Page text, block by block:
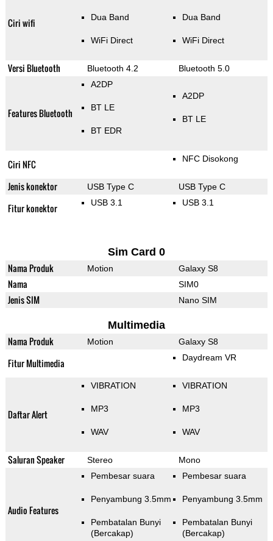
Ciri wifi Dua Band
WiFi Direct
Dua Band
WiFi Direct
Versi Bluetooth Bluetooth 4.2 Bluetooth 5.0
Features Bluetooth
A2DP
BT LE
BT EDR
A2DP
BT LE
Ciri NFC NFC Disokong
Jenis konektor USB Type C USB Type C
Fitur konektor USB 3.1 USB 3.1
Sim Card 0
Nama Produk Motion Galaxy S8
Nama SIM0
Jenis SIM Nano SIM
Multimedia
Nama Produk Motion Galaxy S8
Fitur Multimedia Daydream VR
Daftar Alert
VIBRATION
MP3
WAV
VIBRATION
MP3
WAV
Saluran Speaker Stereo Mono
Audio Features
Pembesar suara
Penyambung 3.5mm
Pembatalan Bunyi
(Bercakap)
Pembesar suara
Penyambung 3.5mm
Pembatalan Bunyi
(Bercakap)